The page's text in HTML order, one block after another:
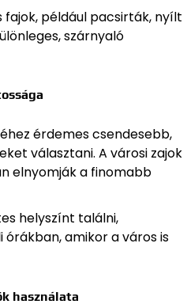
fajok, például pacsirták, nyílt
szárnyaló
érdemes csendesebb,
választani. A városi zajok
elnyomják a finomabb
helyszínt találni,
amikor a város is
használata